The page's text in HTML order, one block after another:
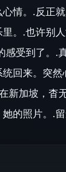
情。.反正
。.也许别
感受到了。.
回来。突
新加坡，杳
的照片。.